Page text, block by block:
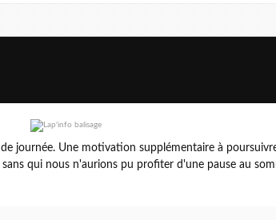
journée. Une motivation supplémentaire à
qui nous n'aurions pu profiter d'une pause au